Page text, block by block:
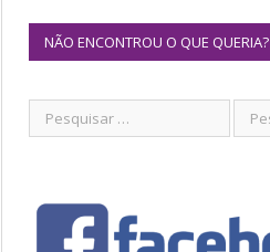
NÃO ENCONTROU O QUE QUERIA?